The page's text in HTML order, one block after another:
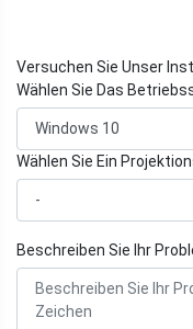
Versuchen Sie Unser
Wählen Sie Das
Wählen Sie Ein
Beschreiben Sie Ihr